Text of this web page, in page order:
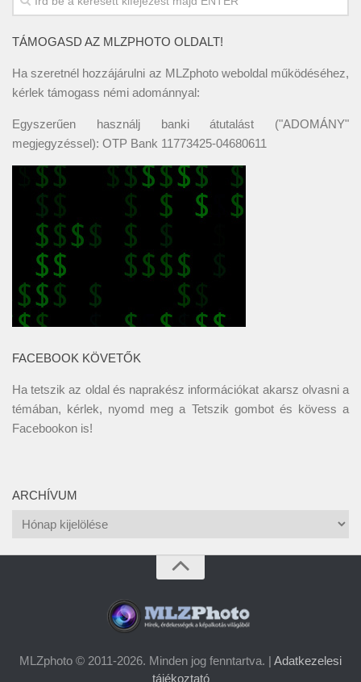
TÁMOGASD AZ MLZPHOTO OLDALT!
Ha szeretnél hozzájárulni az MLZphoto weboldal működéséhez,
kérlek támogass némi adománnyal:
Egyszerűen használj banki átutalást ("ADOMÁNY"
megjegyzéssel): OTP Bank 11773425-04680611
FACEBOOK KÖVETŐK
Ha tetszik az oldal és naprakész információkat akarsz olvasni a
témában, kérlek, nyomd meg a Tetszik gombot és kövess a
Facebookon is!
ARCHÍVUM
Archívum
MLZphoto © 2011-2026. Minden jog fenntartva. | Adatkezelesi
tájékoztató